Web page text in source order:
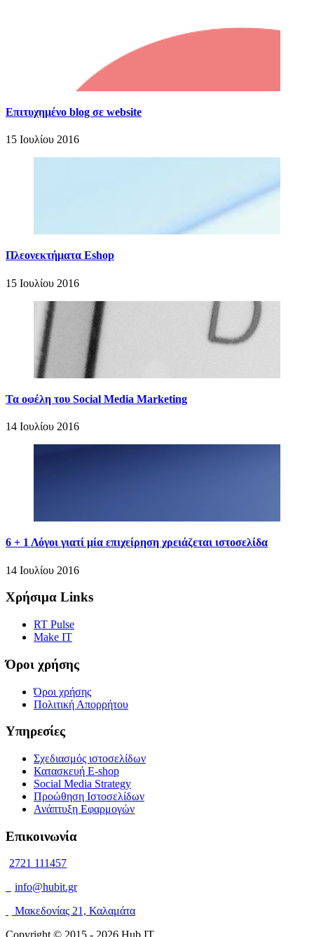
Επιτυχημένο blog σε website
15 Ιουλίου 2016
Πλεονεκτήματα Eshop
15 Ιουλίου 2016
Τα οφέλη του Social Media Marketing
14 Ιουλίου 2016
6 + 1 Λόγοι γιατί μία επιχείρηση χρειάζεται ιστοσελίδα
14 Ιουλίου 2016
Χρήσιμα Links
RT Pulse
Make IT
Όροι χρήσης
Όροι χρήσης
Πολιτική Απορρήτου
Υπηρεσίες
Σχεδιασμός ιστοσελίδων
Κατασκευή E-shop
Social Media Strategy
Προώθηση Ιστοσελίδων
Ανάπτυξη Εφαρμογών
Επικοινωνία
2721 111457
info@hubit.gr
Μακεδονίας 21, Καλαμάτα